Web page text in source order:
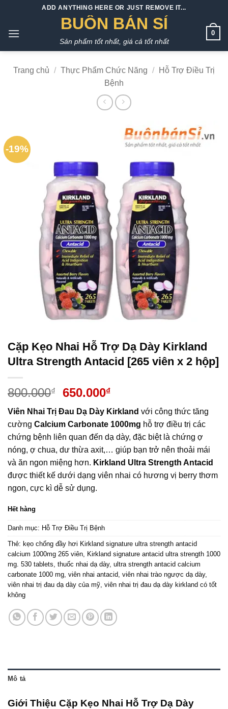
nội
ADD ANYTHING HERE OR JUST REMOVE IT...
BUÔN BÁN SỈ
Sản phẩm tốt nhất, giá cả tốt nhất
0
Trang chủ / Thực Phẩm Chức Năng /
Hỗ Trợ Điều Trị
Bệnh
-19%
Cặp Kẹo Nhai Hỗ Trợ Dạ Dày Kirkland
Ultra Strength Antacid [265 viên x 2 hộp]
800.000₫
Giá
là:
800.000₫.
650.000₫Giá
tại
là:
650.000₫.
Viên Nhai Trị Đau Dạ Dày Kirkland với công thức tăng
cường Calcium Carbonate 1000mg hỗ trợ điều trị các
chứng bệnh liên quan đến dạ dày, đặc biệt là chứng ợ
nóng, ợ chua, dư thừa axit,… giúp bạn trở nên thoải mái
và ăn ngon miệng hơn. Kirkland Ultra Strength Antacid
được thiết kế dưới dạng viên nhai có hương vị berry thơm
ngon, cực kì dễ sử dụng.
Hết hàng
Danh mục: Hỗ Trợ Điều Trị Bệnh
Thẻ: kẹo chống đầy hơi Kirkland signature ultra strength antacid
calcium 1000mg 265 viên Kirkland signature antacid ultra strength 1000
mg. 530 tablets thuốc nhai dạ dày, ultra strength antacid calcium
carbonate 1000 mg viên nhai antacid viên nhai trào ngược dạ dày,
viên nhai trị đau dạ dày của mỹ viên nhai trị đau dạ dày kirkland có tốt
không
Mô tả
Giới Thiệu Cặp Kẹo Nhai Hỗ Trợ Dạ Dày